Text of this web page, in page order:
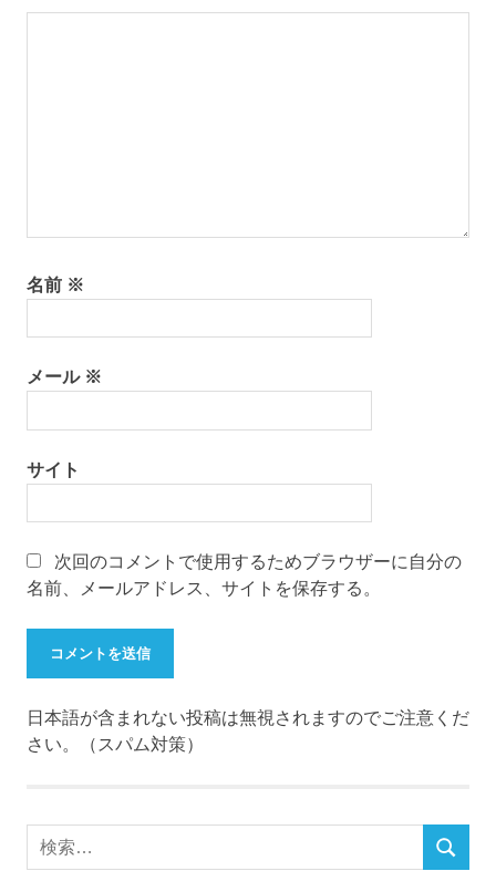
名前 ※
メール ※
サイト
次回のコメントで使用するためブラウザーに自分の
名前、メールアドレス、サイトを保存する。
日本語が含まれない投稿は無視されますのでご注意くだ
さい。（スパム対策）
検
検